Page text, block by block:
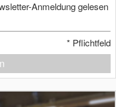
Anmeldung gelesen
* Pflichtfeld